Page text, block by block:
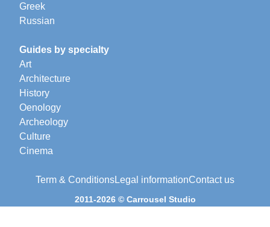
Greek
Russian
Guides by specialty
Art
Architecture
History
Oenology
Archeology
Culture
Cinema
Term & ConditionsLegal informationContact us
2011-2026 © Carrousel Studio